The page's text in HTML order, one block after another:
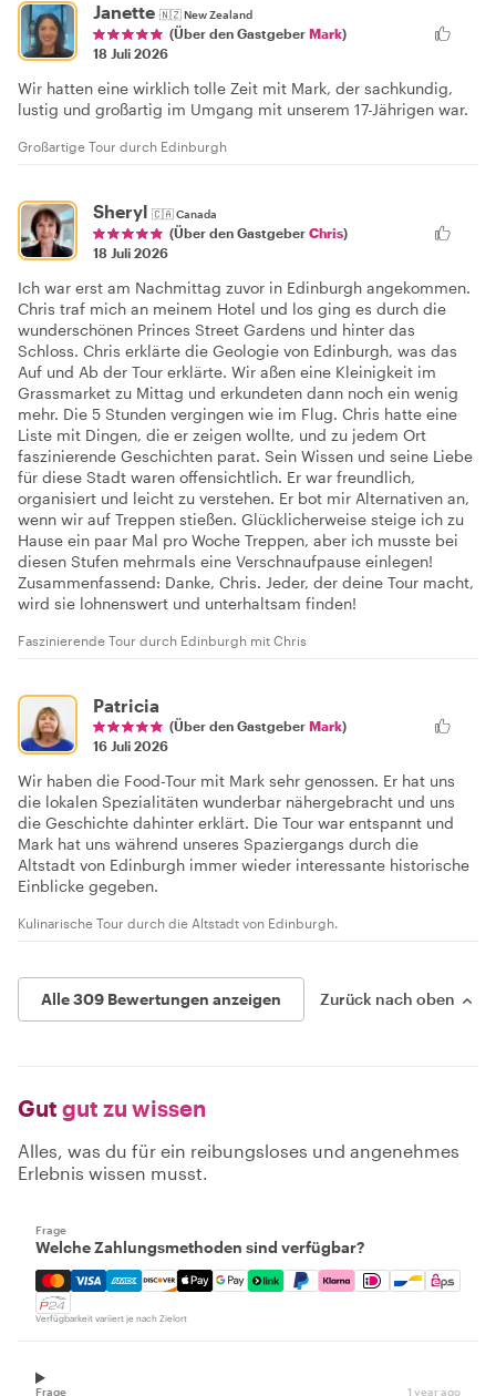
Janette 🇳🇿New Zealand
(Über den Gastgeber Mark)
18 Juli 2026
Wir hatten eine wirklich tolle Zeit mit Mark, der sachkundig,
lustig und großartig im Umgang mit unserem 17-Jährigen war.
Großartige Tour durch Edinburgh
Sheryl 🇨🇦Canada
(Über den Gastgeber Chris)
18 Juli 2026
Ich war erst am Nachmittag zuvor in Edinburgh angekommen.
Chris traf mich an meinem Hotel und los ging es durch die
wunderschönen Princes Street Gardens und hinter das
Schloss. Chris erklärte die Geologie von Edinburgh, was das
Auf und Ab der Tour erklärte. Wir aßen eine Kleinigkeit im
Grassmarket zu Mittag und erkundeten dann noch ein wenig
mehr. Die 5 Stunden vergingen wie im Flug. Chris hatte eine
Liste mit Dingen, die er zeigen wollte, und zu jedem Ort
faszinierende Geschichten parat. Sein Wissen und seine Liebe
für diese Stadt waren offensichtlich. Er war freundlich,
organisiert und leicht zu verstehen. Er bot mir Alternativen an,
wenn wir auf Treppen stießen. Glücklicherweise steige ich zu
Hause ein paar Mal pro Woche Treppen, aber ich musste bei
diesen Stufen mehrmals eine Verschnaufpause einlegen!
Zusammenfassend: Danke, Chris. Jeder, der deine Tour macht,
wird sie lohnenswert und unterhaltsam finden!
Faszinierende Tour durch Edinburgh mit Chris
Patricia
(Über den Gastgeber Mark)
16 Juli 2026
Wir haben die Food-Tour mit Mark sehr genossen. Er hat uns
die lokalen Spezialitäten wunderbar nähergebracht und uns
die Geschichte dahinter erklärt. Die Tour war entspannt und
Mark hat uns während unseres Spaziergangs durch die
Altstadt von Edinburgh immer wieder interessante historische
Einblicke gegeben.
Kulinarische Tour durch die Altstadt von Edinburgh.
Alle 309 Bewertungen anzeigen Zurück nach oben
Gut gut zu wissen
Alles, was du für ein reibungsloses und angenehmes
Erlebnis wissen musst.
Frage
Welche Zahlungsmethoden sind verfügbar?
Mastercard, Visa, Amex, Discover, Apple Pay, Google
Verfügbarkeit variiert je nach Zielort
Frage 1 year ago